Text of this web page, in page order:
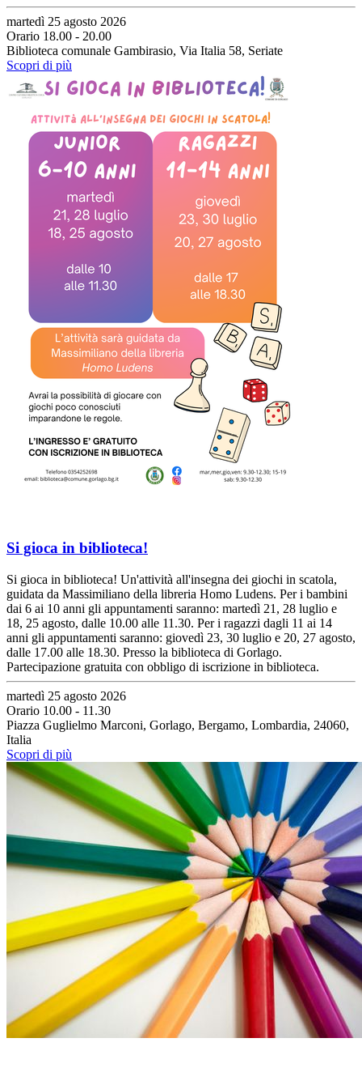
martedì 25 agosto 2026
Orario 18.00 - 20.00
Biblioteca comunale Gambirasio, Via Italia 58, Seriate
Scopri di più
Si gioca in biblioteca!
Si gioca in biblioteca! Un'attività all'insegna dei giochi in scatola,
guidata da Massimiliano della libreria Homo Ludens. Per i bambini
dai 6 ai 10 anni gli appuntamenti saranno: martedì 21, 28 luglio e
18, 25 agosto, dalle 10.00 alle 11.30. Per i ragazzi dagli 11 ai 14
anni gli appuntamenti saranno: giovedì 23, 30 luglio e 20, 27 agosto,
dalle 17.00 alle 18.30. Presso la biblioteca di Gorlago.
Partecipazione gratuita con obbligo di iscrizione in biblioteca.
martedì 25 agosto 2026
Orario 10.00 - 11.30
Piazza Guglielmo Marconi, Gorlago, Bergamo, Lombardia, 24060,
Italia
Scopri di più